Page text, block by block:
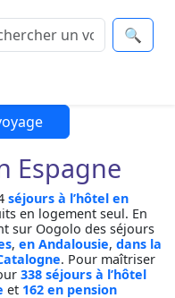
🔍
Espagne
séjours à l’hôtel en
en logement seul. En
sur Oogolo des séjours
, en Andalousie, dans la
. Pour maîtriser
338 séjours à l’hôtel
et 162 en pension